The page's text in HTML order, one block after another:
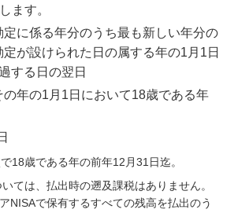
品仲介サービス
人」
ます。
定に係る年分のうち最も新しい年分の
が設けられた日の属する年の1月1日
する日の翌日
の年の1月1日において18歳である年
18歳である年の前年12月31日迄。
ては、払出時の遡及課税はありません。
NISAで保有するすべての残高を払出のう